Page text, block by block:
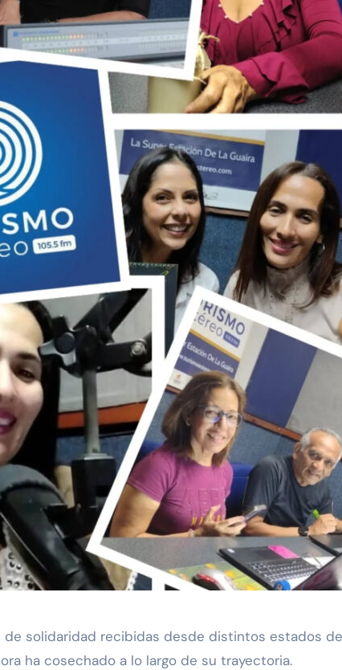
solidaridad recibidas desde distintos estados
ha cosechado a lo largo de su trayectoria.